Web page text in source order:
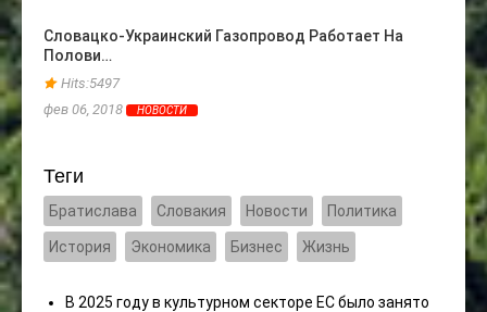
Словацко-Украинский Газопровод Работает На
Полови…
Hits:5497
фев 06, 2018
НОВОСТИ
мая
сен
Теги
Братислава Словакия Новости Политика
История Экономика Бизнес Жизнь
В 2025 году в культурном секторе ЕС было занято